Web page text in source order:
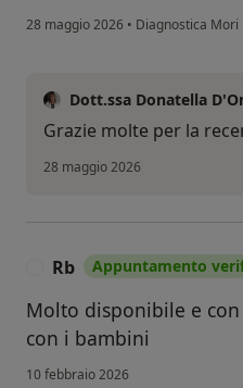
28 maggio 2026 • Diagnostica Mori
Dott.ssa Donatella
Grazie molte per la
28 maggio 2026
Rb Appuntamento
Molto disponibile e
con i bambini
10 febbraio 2026